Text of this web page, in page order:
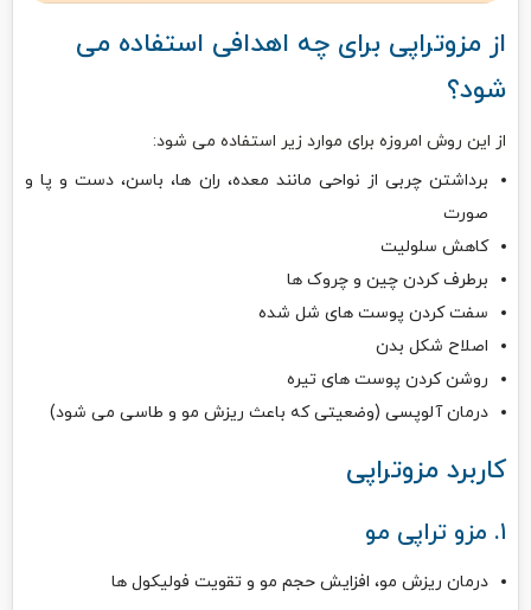
از مزوتراپی برای چه اهدافی استفاده می
شود؟
از این روش امروزه برای موارد زیر استفاده می شود:
برداشتن چربی از نواحی مانند معده، ران ها، باسن، دست و پا و
صورت
کاهش سلولیت
برطرف کردن چین و چروک ها
سفت کردن پوست های شل شده
اصلاح شکل بدن
روشن کردن پوست های تیره
درمان آلوپسی (وضعیتی که باعث ریزش مو و طاسی می شود)
کاربرد مزوتراپی
۱. مزو تراپی مو
درمان ریزش مو، افزایش حجم مو و تقویت فولیکول ها